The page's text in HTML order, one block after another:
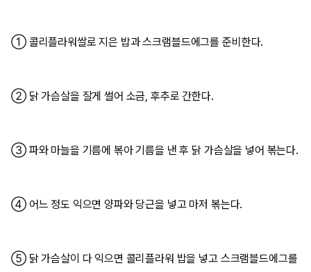
① 콜리플라워쌀로 지은 밥과 스크램블드에그를 준비한다.
② 닭 가슴살을 잘게 썰어 소금, 후추로 간한다.
③ 파와 마늘을 기름에 볶아 기름을 낸 후 닭 가슴살을 넣어 볶는다.
④ 어느 정도 익으면 양파와 당근을 넣고 마저 볶는다.
⑤ 닭 가슴살이 다 익으면 콜리플라워 밥을 넣고 스크램블드에그를